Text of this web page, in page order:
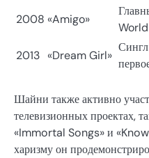
2008 «Amigo»
2013 «Dream Girl»
Шайни также активно
телевизионных проектах,
«Immortal Songs» и
харизму он